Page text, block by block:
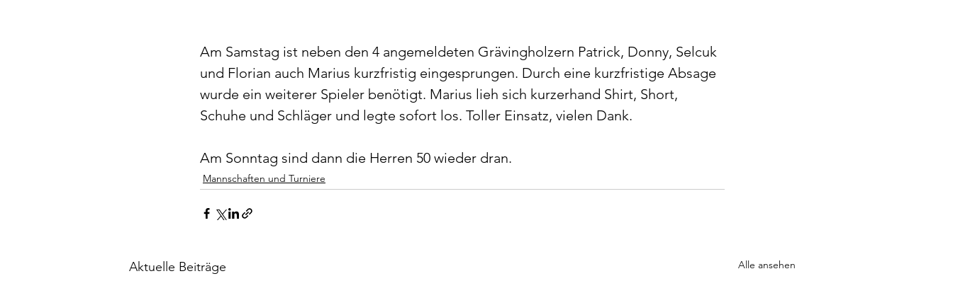
Am Samstag ist neben den 4 angemeldeten Grävingholzern Patrick, Donny, Selcuk
und Florian auch Marius kurzfristig eingesprungen. Durch eine kurzfristige Absage
wurde ein weiterer Spieler benötigt. Marius lieh sich kurzerhand Shirt, Short,
Schuhe und Schläger und legte sofort los. Toller Einsatz, vielen Dank.
Am Sonntag sind dann die Herren 50 wieder dran.
Mannschaften und Turniere
Aktuelle Beiträge Alle ansehen